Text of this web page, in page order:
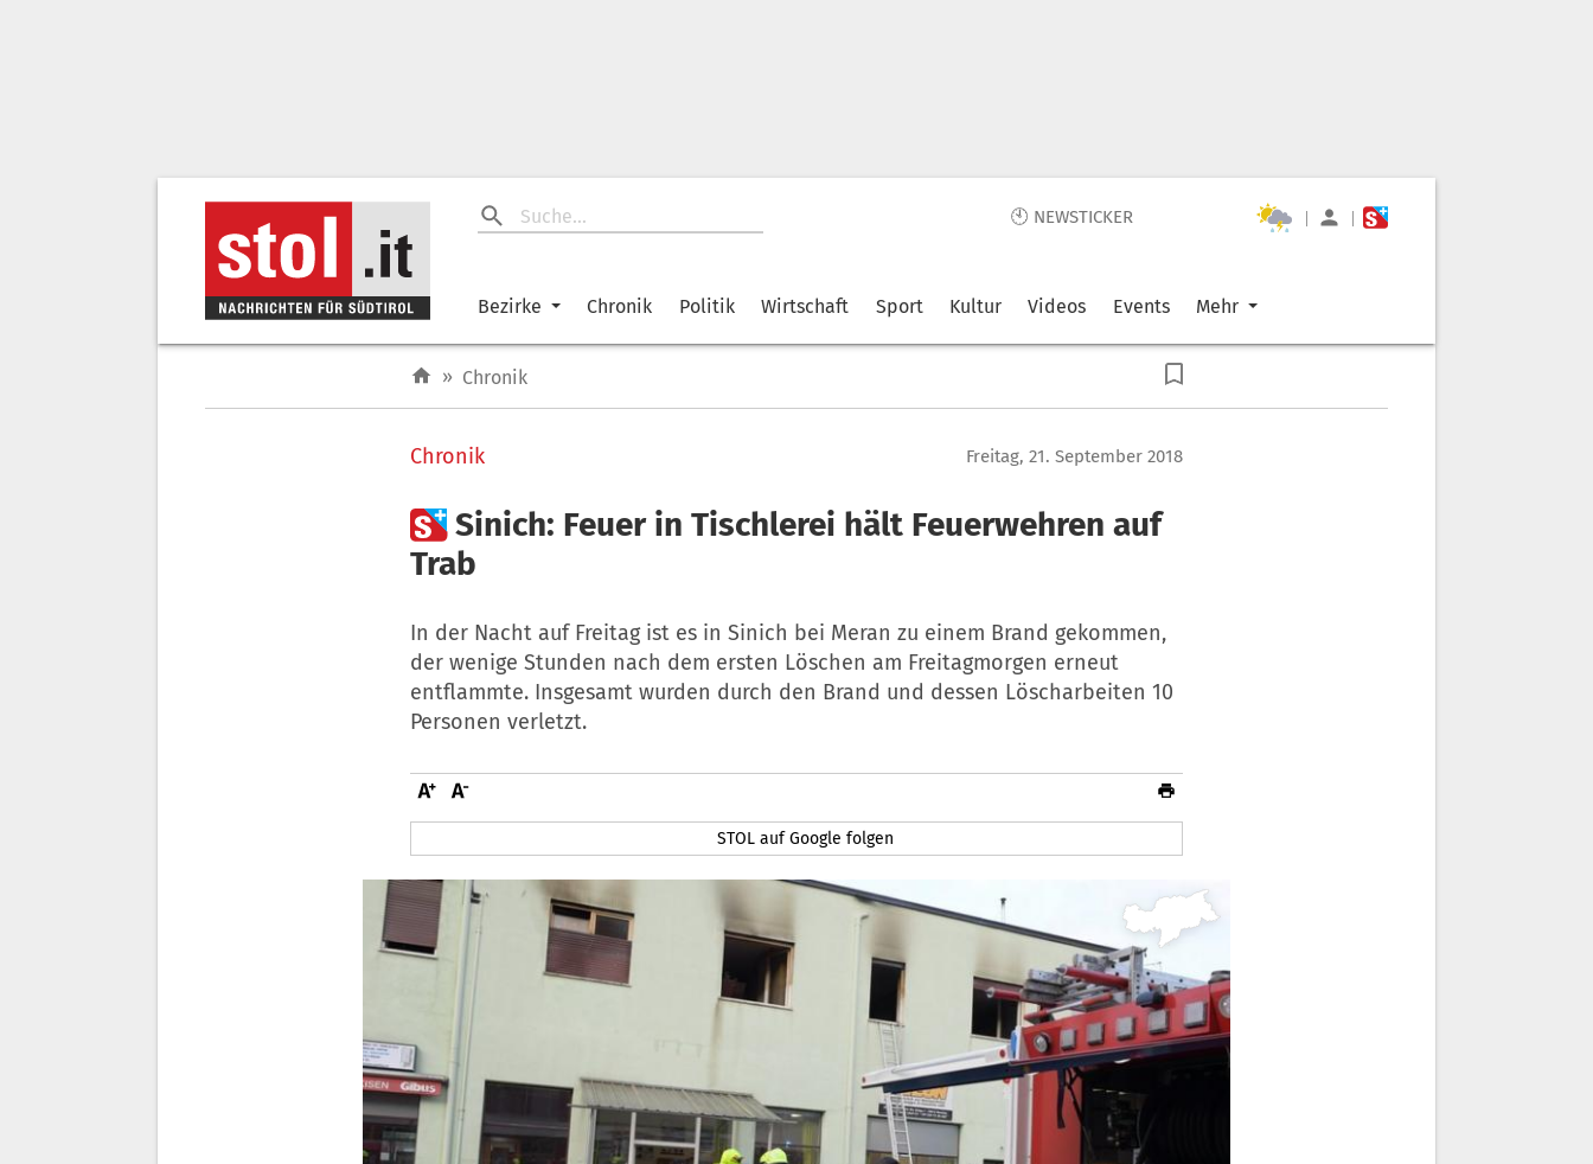
🕙 NEWSTICKER | |
Bezirke Chronik Politik Wirtschaft Sport Kultur Videos Events Mehr
» Chronik
Chronik Freitag, 21. September 2018
Sinich: Feuer in Tischlerei hält Feuerwehren auf
Trab
In der Nacht auf Freitag ist es in Sinich bei Meran zu einem Brand gekommen,
der wenige Stunden nach dem ersten Löschen am Freitagmorgen erneut
entflammte. Insgesamt wurden durch den Brand und dessen Löscharbeiten 10
Personen verletzt.
STOL auf Google folgen